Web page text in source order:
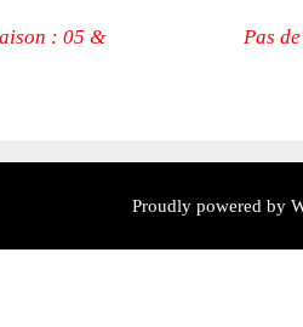
: 05 &
Pas
Proudly powered by